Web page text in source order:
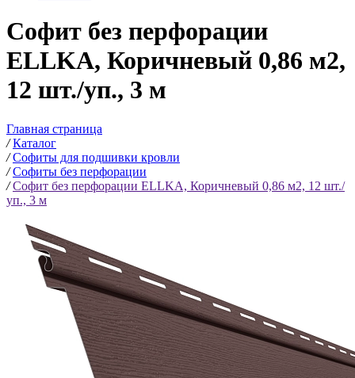
Софит без перфорации
ELLKA, Коричневый 0,86 м2,
12 шт./уп., 3 м
Главная страница
/Каталог
/Софиты для подшивки кровли
/Софиты без перфорации
/Софит без перфорации ELLKA, Коричневый 0,86 м2, 12 шт./
уп., 3 м